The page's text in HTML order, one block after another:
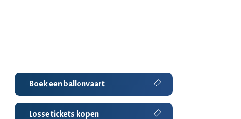
Boek een ballonvaart
Losse tickets kopen